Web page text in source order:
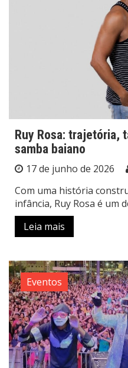
Ruy Rosa: trajetória,
samba baiano
17 de junho de 2026
Com uma história
infância, Ruy Rosa é um
Leia mais
Eventos